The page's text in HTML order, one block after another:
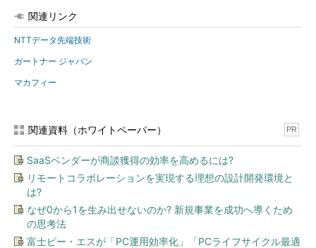
関連リンク
NTTデータ先端技術
ガートナー ジャパン
マカフィー
関連資料（ホワイトペーパー） PR
SaaSベンダーが商談獲得の効率を高めるには?
リモートコラボレーションを実現する理想の設計開発環境と
は?
なぜ0から1を生み出せないのか? 新規事業を成功へ導くため
の思考法
富士ピー・エスが「PC運用効率化」「PCライフサイクル最適